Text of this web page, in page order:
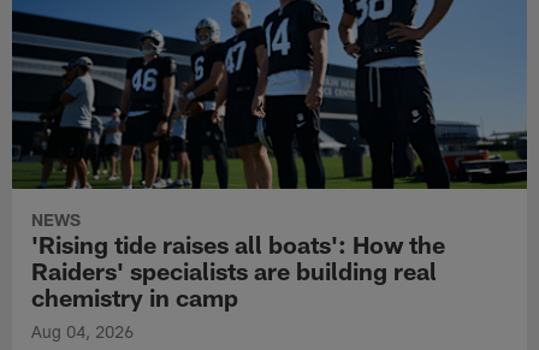
NEWS
'Rising tide raises all boats': How the
Raiders' specialists are building real
chemistry in camp
Aug 04, 2026